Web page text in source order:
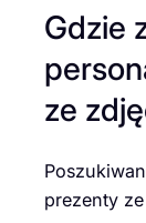
Gdzie
ze
prezenty